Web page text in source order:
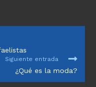
Siguiente entrada
¿Qué es la moda?